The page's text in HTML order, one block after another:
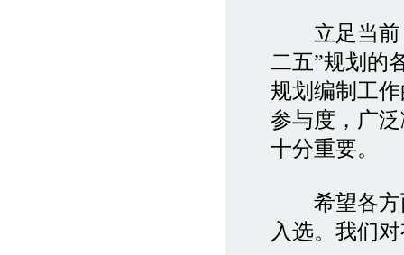
立足当前，
二五”规划的
规划编制工
参与度，广
十分重要。
希望各方面
入选。我们